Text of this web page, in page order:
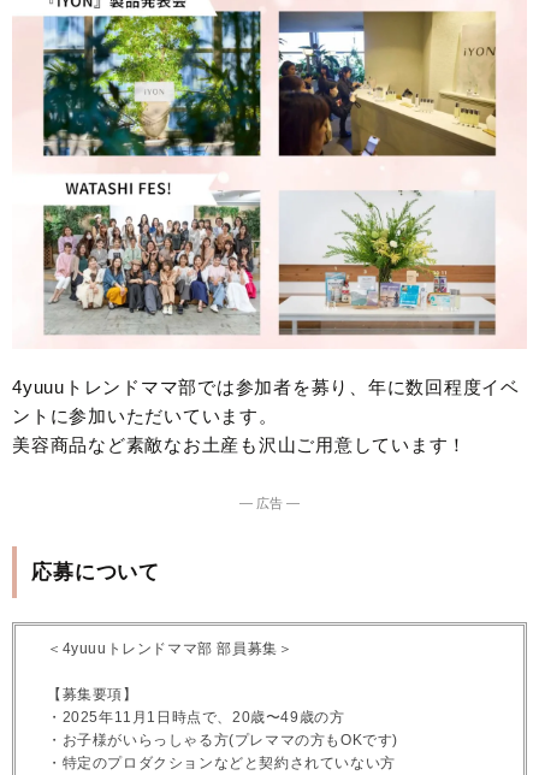
4yuuuトレンドママ部では参加者を募り、年に数回程度イベ
ントに参加いただいています。
美容商品など素敵なお土産も沢山ご用意しています！
― 広告 ―
応募について
＜4yuuuトレンドママ部 部員募集＞
【募集要項】
・2025年11月1日時点で、20歳〜49歳の方
・お子様がいらっしゃる方(プレママの方もOKです)
・特定のプロダクションなどと契約されていない方